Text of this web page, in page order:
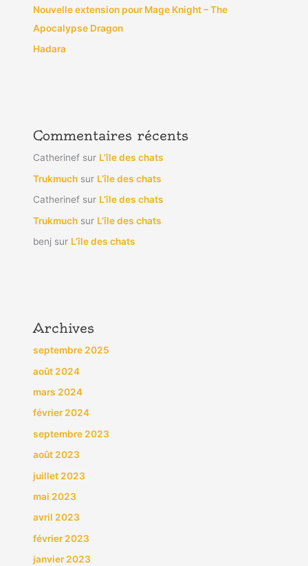
Nouvelle extension pour Mage Knight – The
Apocalypse Dragon
Hadara
Commentaires récents
Catherinef sur L’île des chats
Trukmuch sur L’île des chats
Catherinef sur L’île des chats
Trukmuch sur L’île des chats
benj sur L’île des chats
Archives
septembre 2025
août 2024
mars 2024
février 2024
septembre 2023
août 2023
juillet 2023
mai 2023
avril 2023
février 2023
janvier 2023